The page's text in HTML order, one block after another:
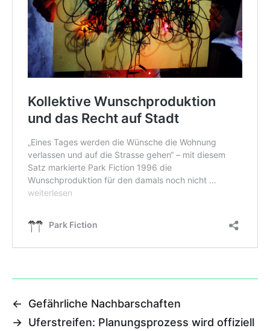
←
Gefährliche Nachbarschaften
→ Uferstreifen: Planungsprozess wird offiziell